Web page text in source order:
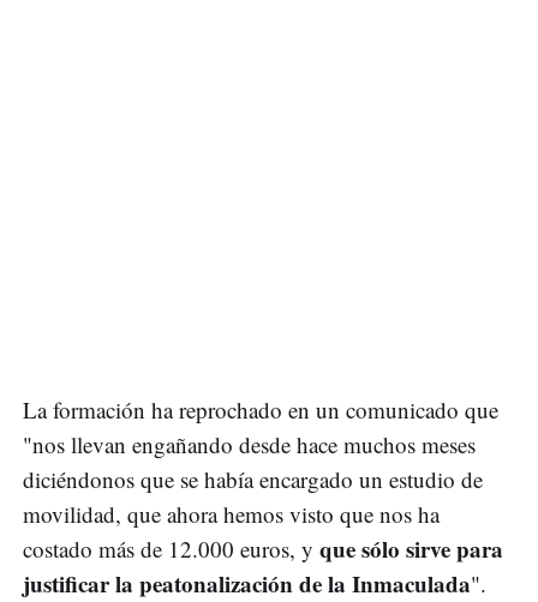
La formación ha reprochado en un comunicado que
"nos llevan engañando desde hace muchos meses
diciéndonos que se había encargado un estudio de
movilidad, que ahora hemos visto que nos ha
costado más de 12.000 euros, y que sólo sirve para
justificar la peatonalización de la Inmaculada".